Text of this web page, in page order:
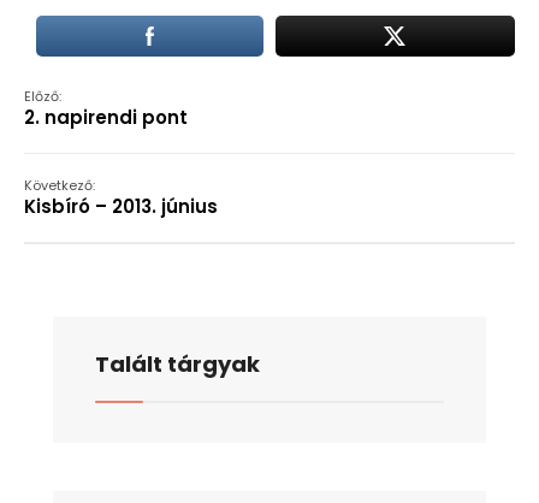
Előző:
2. napirendi pont
Következő:
Kisbíró – 2013. június
Talált tárgyak